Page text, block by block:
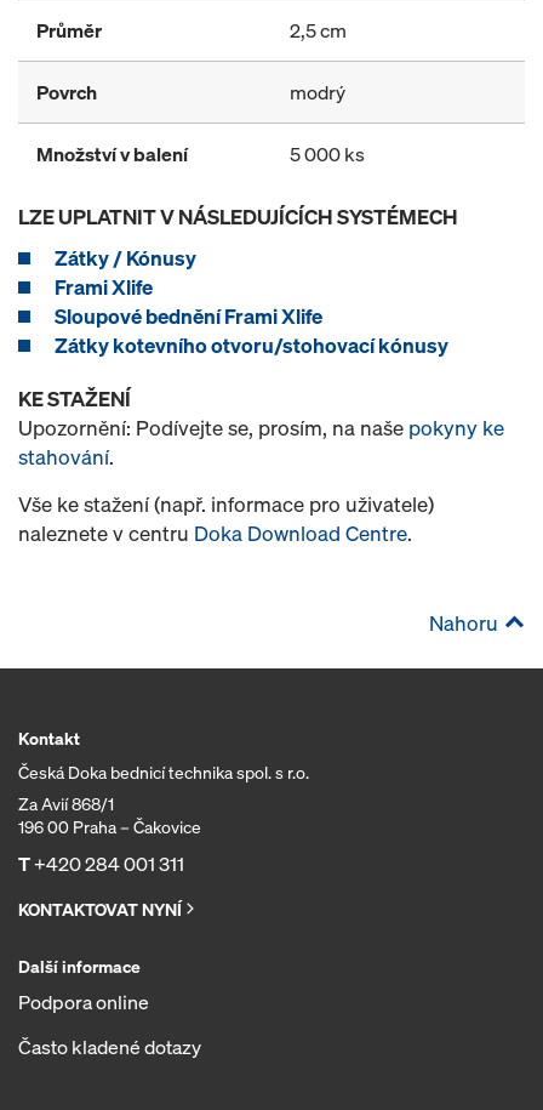
Průměr 2,5 cm
Povrch modrý
Množství v balení 5 000 ks
LZE UPLATNIT V NÁSLEDUJÍCÍCH SYSTÉMECH
Zátky / Kónusy
Frami Xlife
Sloupové bednění Frami Xlife
Zátky kotevního otvoru/stohovací kónusy
KE STAŽENÍ
Upozornění: Podívejte se, prosím, na naše pokyny ke
stahování.
Vše ke stažení (např. informace pro uživatele)
naleznete v centru Doka Download Centre.
Nahoru
Kontakt
Česká Doka bednicí technika spol. s r.o.
Za Avií 868/1
196 00 Praha – Čakovice
T+420 284 001 311
KONTAKTOVAT NYNÍ
Další informace
Podpora online
Často kladené dotazy